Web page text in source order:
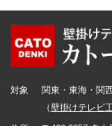
対象
関東・東海・関
（壁掛けテレビ